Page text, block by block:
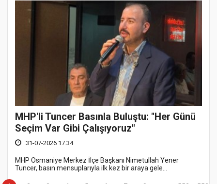
MHP'li Tuncer Basınla Buluştu: "Her Günü
Seçim Var Gibi Çalışıyoruz"
31-07-2026 17:34
MHP Osmaniye Merkez İlçe Başkanı Nimetullah Yener
Tuncer, basın mensuplarıyla ilk kez bir araya gele...